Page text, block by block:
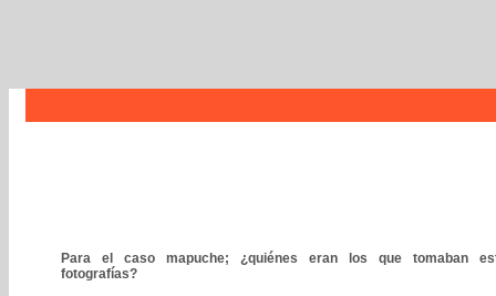
Para el caso mapuche; ¿quiénes eran los que tomaban
fotografías?